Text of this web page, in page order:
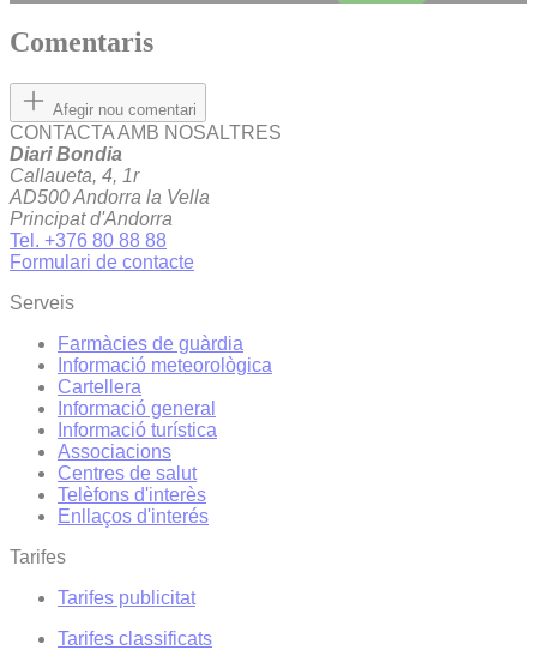
Comentaris
Afegir nou comentari
CONTACTA AMB NOSALTRES
Diari Bondia
Callaueta, 4, 1r
AD500 Andorra la Vella
Principat d'Andorra
Tel. +376 80 88 88
Formulari de contacte
Serveis
Farmàcies de guàrdia
Informació meteorològica
Cartellera
Informació general
Informació turística
Associacions
Centres de salut
Telèfons d'interès
Enllaços d'interés
Tarifes
Tarifes publicitat
Tarifes classificats